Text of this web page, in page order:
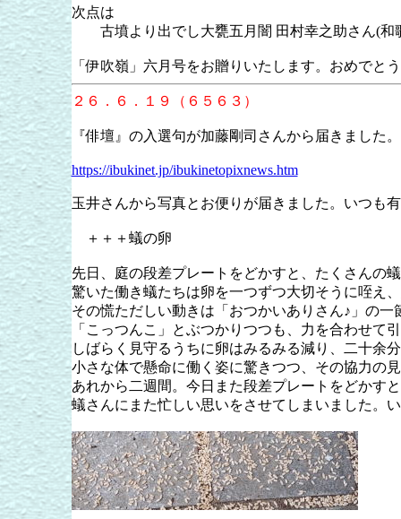
次点は
古墳より出でし大甕五月闇 田村幸之助さん(和
「伊吹嶺」六月号をお贈りいたします。おめでと
２６．６．１９（６５６３）
『俳壇』の入選句が加藤剛司さんから届きました
https://ibukinet.jp/ibukinetopixnews.htm
玉井さんから写真とお便りが届きました。いつも
＋＋＋蟻の卵
先日、庭の段差プレートをどかすと、たくさんの
驚いた働き蟻たちは卵を一つずつ大切そうに咥え
その慌ただしい動きは「おつかいありさん♪」の
「こっつんこ」とぶつかりつつも、力を合わせて
しばらく見守るうちに卵はみるみる減り、二十余
小さな体で懸命に働く姿に驚きつつ、その協力の
あれから二週間。今日また段差プレートをどかす
蟻さんにまた忙しい思いをさせてしまいました。